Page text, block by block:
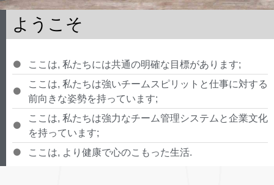
ようこそ
ここは, 私たちには共通の明確な目標があります;
ここは, 私たちは強いチームスピリットと仕事に対する
前向きな姿勢を持っています;
ここは, 私たちは強力なチーム管理システムと企業文化
を持っています;
ここは, より健康で心のこもった生活.